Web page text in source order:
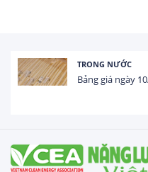
TRONG NƯỚC
Bảng giá ngày 10/8